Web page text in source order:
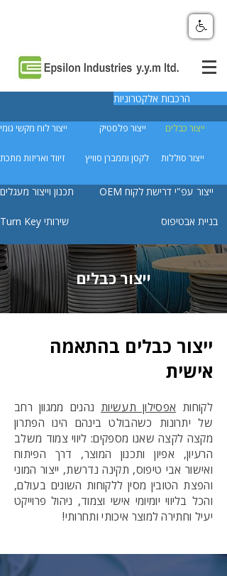
הרכבות אלקטרוניות
תכנון וייצור מעגלים OEM ייצור עפ"י דרישת לקוח
Turn Key שירותי בניית אבטיפוס
ייצור לוח מקשי גומי ייצור פלסטיק ייצור כבלים
זיווד ואריזות מתכת לקסן וממברן סוויץ ייצור סוללות
ייצור כבלים
ייצור כבלים בהתאמה
אישית
לקוחות אפסילון תעשיות נהנים ממגוון רחב
של יתרונות כשהבולט בינהם הינו הפתרון
מקצה לקצה שאנו מספקים: ליווי צמוד משלב
הרעיון, אפיון ותכנון המוצר, דרך הפיתוח
ואישור אבי טיפוס, תקינה נדרשת, ייצור המוני
והפצת הטובין מסין ללקוחות השונים בעולם,
והכל בליווי יומיומי אישי וצמוד, ניהול פרוייקט
יעיל וחתירה למוצר איכותי ותחרותי!